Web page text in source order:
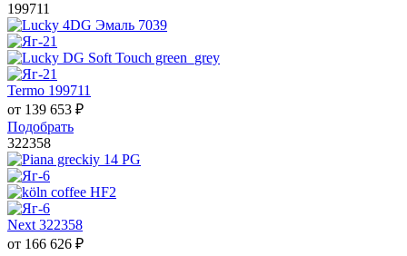
199711
Termo 199711
от 139 653 ₽
Подобрать
322358
Next 322358
от 166 626 ₽